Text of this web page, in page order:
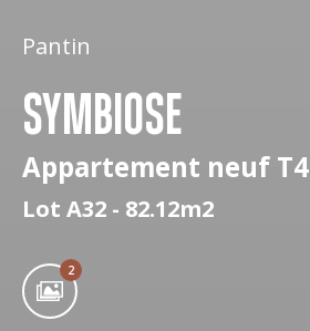
Pantin
SYMBIOSE
Appartement neuf T4
Lot A32 - 82.12m2
2